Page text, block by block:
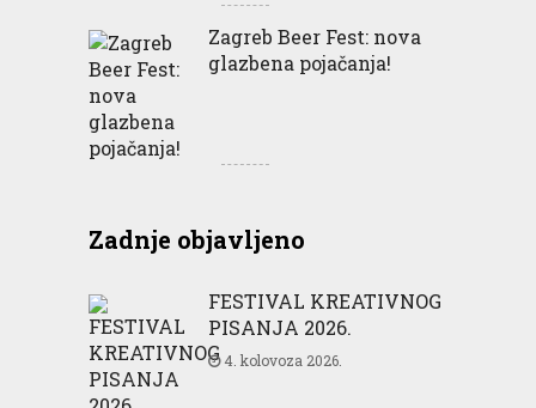
Zagreb Beer Fest: nova
glazbena pojačanja!
Zadnje objavljeno
FESTIVAL KREATIVNOG
PISANJA 2026.
4. kolovoza 2026.